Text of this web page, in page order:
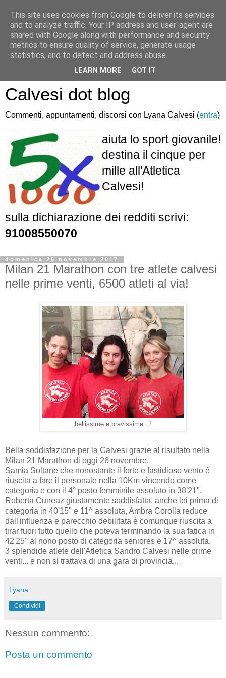
Atletica Sandro
Calvesi dot blog
Commenti, appuntamenti, discorsi con Lyana Calvesi (entra)
aiuta lo sport giovanile!
destina il cinque per
mille all'Atletica
Calvesi!
sulla dichiarazione dei redditi scrivi:
91008550070
domenica 26 novembre 2017
Milan 21 Marathon con tre atlete calvesi
nelle prime venti, 6500 atleti al via!
bellissime e bravissime...!
Bella soddisfazione per la Calvesi grazie al risultato nella
Milan 21 Marathon di oggi 26 novembre.
Samia Soltane che nonostante il forte e fastidioso vento è
riuscita a fare il personale nella 10Km vincendo come
categoria e con il 4° posto femminile assoluto in 38'21",
Roberta Cuneaz giustamente soddisfatta, anche lei prima di
categoria in 40'15" e 11^ assoluta, Ambra Corolla reduce
dall'influenza e parecchio debilitata è comunque riuscita a
tirar fuori tutto quello che poteva terminando la sua fatica in
42'25" al nono posto di categoria seniores e 17^ assoluta.
3 splendide atlete dell'Atletica Sandro Calvesi nelle prime
venti... e non si trattava di una gara di provincia...
Lyana
Condividi
Nessun commento:
Posta un commento
This site uses cookies from Google to deliver its services
and to analyze traffic. Your IP address and user-agent are
shared with Google along with performance and security
metrics to ensure quality of service, generate usage
statistics, and to detect and address abuse.
LEARN MORE GOT IT